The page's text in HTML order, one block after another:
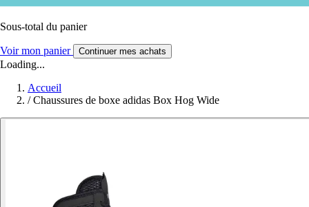
Sous-total du panier
Voir mon panier Continuer mes achats
Loading...
Accueil
/ Chaussures de boxe adidas Box Hog Wide